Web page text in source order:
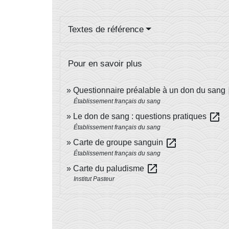
Textes de référence
Pour en savoir plus
Questionnaire préalable à un don du sang
Établissement français du sang
Le don de sang : questions pratiques open_in_new
Établissement français du sang
Carte de groupe sanguin open_in_new
Établissement français du sang
Carte du paludisme open_in_new
Institut Pasteur